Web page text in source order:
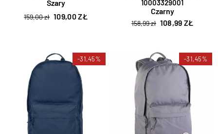
Szary
159,00 zł 109,00 ZŁ
10003329001
Czarny
158,99 zł 108,99 ZŁ
-31,45% -31,45%